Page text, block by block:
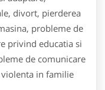
divort, pierderea
probleme de
privind educatia si
de comunicare
in familie